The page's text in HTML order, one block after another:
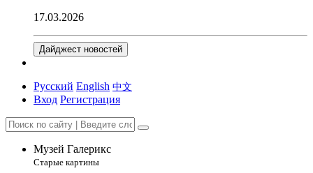
17.03.2026
Дайджест новостей
Русский English 中文
Вход Регистрация
Музей Галерикс
Старые картины